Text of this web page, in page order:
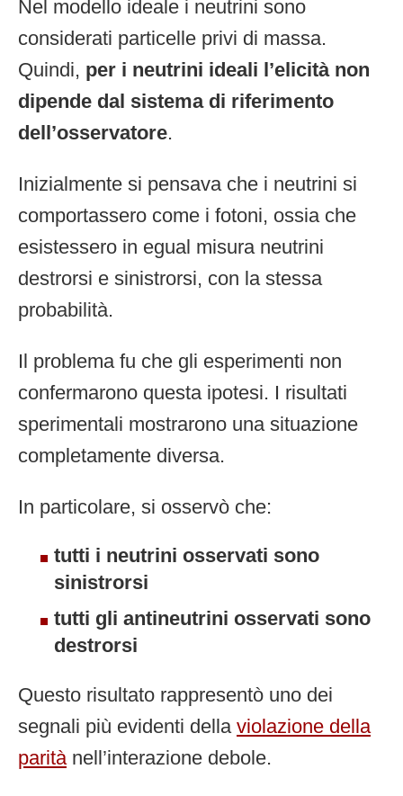
Nel modello ideale i neutrini sono
considerati particelle privi di massa.
Quindi, per i neutrini ideali l’elicità non
dipende dal sistema di riferimento
dell’osservatore.
Inizialmente si pensava che i neutrini si
comportassero come i fotoni, ossia che
esistessero in egual misura neutrini
destrorsi e sinistrorsi, con la stessa
probabilità.
Il problema fu che gli esperimenti non
confermarono questa ipotesi. I risultati
sperimentali mostrarono una situazione
completamente diversa.
In particolare, si osservò che:
tutti i neutrini osservati sono
sinistrorsi
tutti gli antineutrini osservati sono
destrorsi
Questo risultato rappresentò uno dei
segnali più evidenti della violazione della
parità nell’interazione debole.